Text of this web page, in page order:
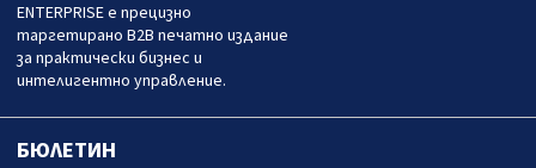
ENTERPRISE е прецизно
таргетирано B2B печатно издание
за практически бизнес и
интелигентно управление.
БЮЛЕТИН